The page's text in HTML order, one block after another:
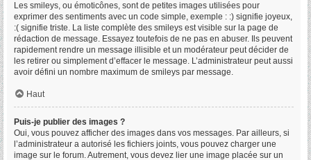
Les smileys, ou émoticônes, sont de petites images utilisées pour
exprimer des sentiments avec un code simple, exemple : :) signifie joyeux,
:( signifie triste. La liste complète des smileys est visible sur la page de
rédaction de message. Essayez toutefois de ne pas en abuser. Ils peuvent
rapidement rendre un message illisible et un modérateur peut décider de
les retirer ou simplement d’effacer le message. L’administrateur peut aussi
avoir défini un nombre maximum de smileys par message.
Haut
Puis-je publier des images ?
Oui, vous pouvez afficher des images dans vos messages. Par ailleurs, si
l’administrateur a autorisé les fichiers joints, vous pouvez charger une
image sur le forum. Autrement, vous devez lier une image placée sur un